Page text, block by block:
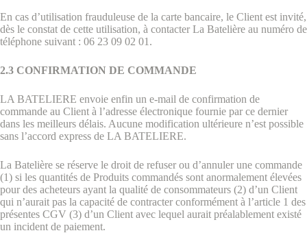
En cas d’utilisation frauduleuse de la carte bancaire, le Client est invité,
dès le constat de cette utilisation, à contacter La Batelière au numéro de
téléphone suivant : 06 23 09 02 01.
2.3 CONFIRMATION DE COMMANDE
LA BATELIERE envoie enfin un e-mail de confirmation de
commande au Client à l’adresse électronique fournie par ce dernier
dans les meilleurs délais. Aucune modification ultérieure n’est possible
sans l’accord express de LA BATELIERE.
La Batelière se réserve le droit de refuser ou d’annuler une commande
(1) si les quantités de Produits commandés sont anormalement élevées
pour des acheteurs ayant la qualité de consommateurs (2) d’un Client
qui n’aurait pas la capacité de contracter conformément à l’article 1 des
présentes CGV (3) d’un Client avec lequel aurait préalablement existé
un incident de paiement.